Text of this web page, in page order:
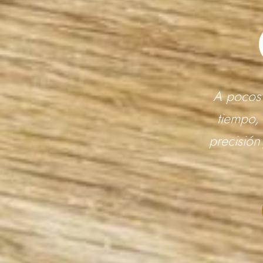
A
tiempo,